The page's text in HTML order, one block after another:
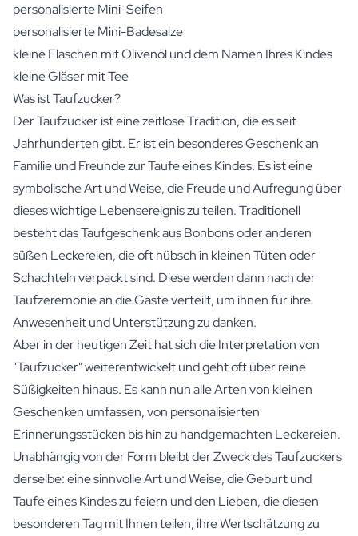
personalisierte Mini-Seifen
personalisierte Mini-Badesalze
kleine Flaschen mit Olivenöl und dem Namen Ihres Kindes
kleine Gläser mit Tee
Was ist Taufzucker?
Der Taufzucker ist eine zeitlose Tradition, die es seit
Jahrhunderten gibt. Er ist ein besonderes Geschenk an
Familie und Freunde zur Taufe eines Kindes. Es ist eine
symbolische Art und Weise, die Freude und Aufregung über
dieses wichtige Lebensereignis zu teilen. Traditionell
besteht das Taufgeschenk aus Bonbons oder anderen
süßen Leckereien, die oft hübsch in kleinen Tüten oder
Schachteln verpackt sind. Diese werden dann nach der
Taufzeremonie an die Gäste verteilt, um ihnen für ihre
Anwesenheit und Unterstützung zu danken.
Aber in der heutigen Zeit hat sich die Interpretation von
"Taufzucker" weiterentwickelt und geht oft über reine
Süßigkeiten hinaus. Es kann nun alle Arten von kleinen
Geschenken umfassen, von personalisierten
Erinnerungsstücken bis hin zu handgemachten Leckereien.
Unabhängig von der Form bleibt der Zweck des Taufzuckers
derselbe: eine sinnvolle Art und Weise, die Geburt und
Taufe eines Kindes zu feiern und den Lieben, die diesen
besonderen Tag mit Ihnen teilen, ihre Wertschätzung zu